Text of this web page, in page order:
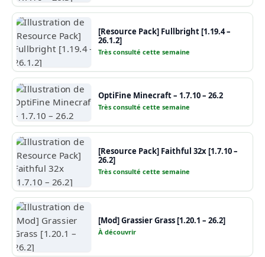
[Resource Pack] Fullbright [1.19.4 –
26.1.2]
Très consulté cette semaine
OptiFine Minecraft – 1.7.10 – 26.2
Très consulté cette semaine
[Resource Pack] Faithful 32x [1.7.10 –
26.2]
Très consulté cette semaine
[Mod] Grassier Grass [1.20.1 – 26.2]
À découvrir